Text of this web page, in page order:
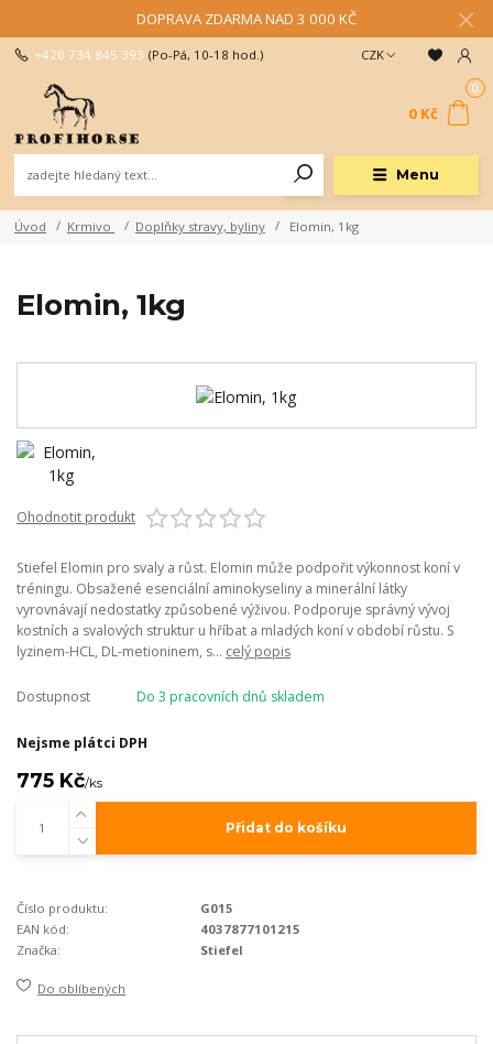
DOPRAVA ZDARMA NAD 3 000 KČ
Menu
CZK
+420 734 845 393 (Po-Pá, 10-18 hod.)
0
0 Kč
Úvod Krmivo Doplňky stravy, byliny Elomin, 1kg
Elomin, 1kg
Ohodnotit produkt
Stiefel Elomin pro svaly a růst. Elomin může podpořit výkonnost koní v
tréningu. Obsažené esenciální aminokyseliny a minerální látky
vyrovnávají nedostatky způsobené výživou. Podporuje správný vývoj
kostních a svalových struktur u hříbat a mladých koní v období růstu. S
lyzinem-HCL, DL-metioninem, s... celý popis
Dostupnost Do 3 pracovních dnů skladem
Nejsme plátci DPH
775 Kč/ks
Přidat do košíku
Číslo produktu:
G015
EAN kód:
4037877101215
Značka:
Stiefel
Do oblíbených